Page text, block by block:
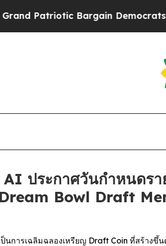
Bargain Democrats Endorse
ประกาศวันกำหนดร
Bowl Draft
นการเฉลิมฉลองเหรียญ Draft Coin ที่สร้าง